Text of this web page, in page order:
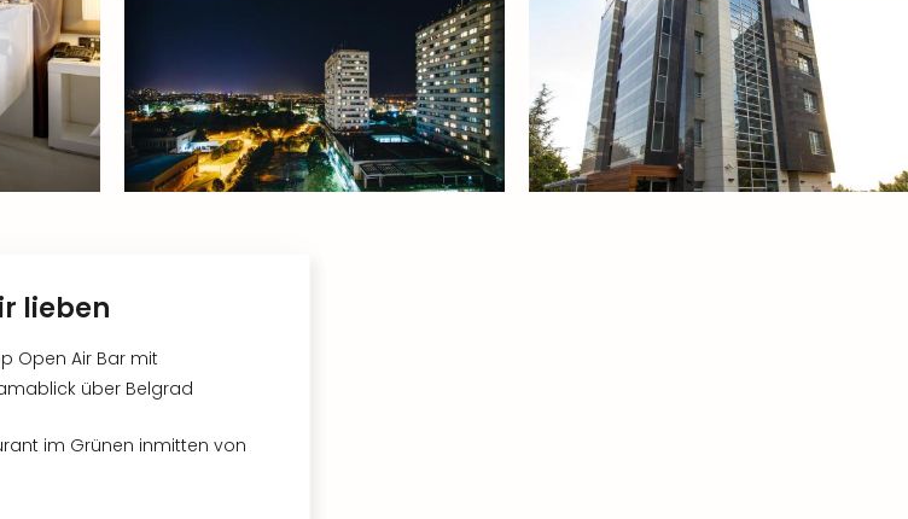
lieben
Open Air Bar mit
über Belgrad
im Grünen inmitten von